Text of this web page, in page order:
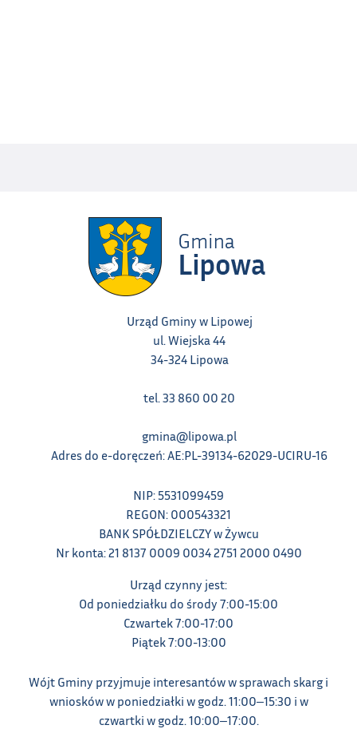
Urząd Gminy w Lipowej
ul. Wiejska 44
34-324 Lipowa
tel. 33 860 00 20
gmina@lipowa.pl
Adres do e-doręczeń: AE:PL-39134-62029-UCIRU-16
NIP: 5531099459
REGON: 000543321
BANK SPÓŁDZIELCZY w Żywcu
Nr konta: 21 8137 0009 0034 2751 2000 0490
Urząd czynny jest:
Od poniedziałku do środy 7:00-15:00
Czwartek 7:00-17:00
Piątek 7:00-13:00
Wójt Gminy przyjmuje interesantów w sprawach skarg i
wniosków w poniedziałki w godz. 11:00‒15:30 i w
czwartki w godz. 10:00‒17:00.